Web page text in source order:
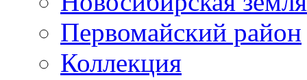
Первомайский район
Коллекция